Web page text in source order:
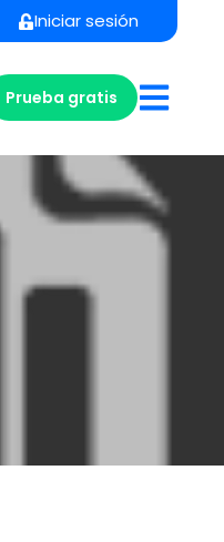
Iniciar sesión
Prueba gratis